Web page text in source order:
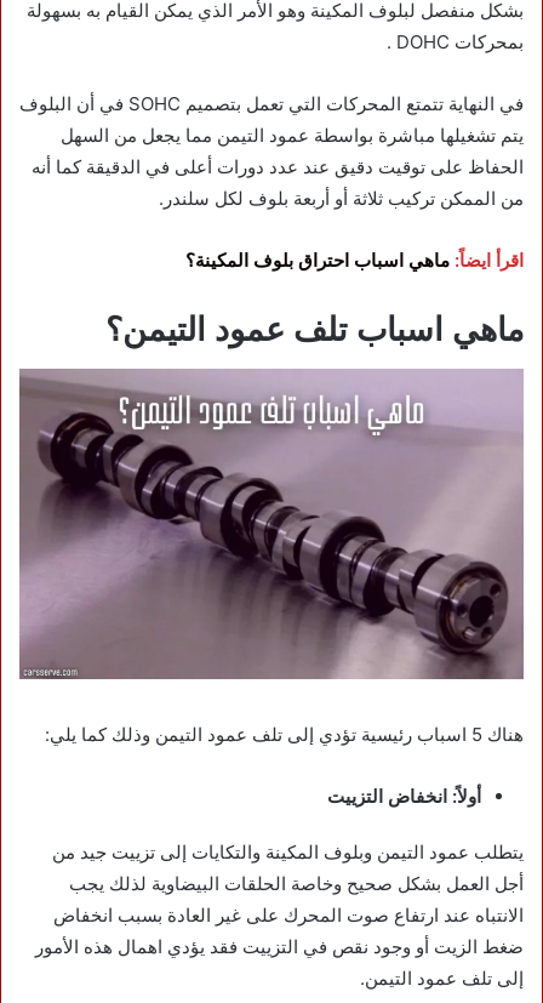
بشكل منفصل لبلوف المكينة وهو الأمر الذي يمكن القيام به بسهولة
بمحركات DOHC .
في النهاية تتمتع المحركات التي تعمل بتصميم SOHC في أن البلوف
يتم تشغيلها مباشرة بواسطة عمود التيمن مما يجعل من السهل
الحفاظ على توقيت دقيق عند عدد دورات أعلى في الدقيقة كما أنه
من الممكن تركيب ثلاثة أو أربعة بلوف لكل سلندر.
اقرأ ايضاً: ماهي اسباب احتراق بلوف المكينة؟
ماهي اسباب تلف عمود التيمن؟
هناك 5 اسباب رئيسية تؤدي إلى تلف عمود التيمن وذلك كما يلي:
أولاً: انخفاض التزييت
يتطلب عمود التيمن وبلوف المكينة والتكايات إلى تزييت جيد من
أجل العمل بشكل صحيح وخاصة الحلقات البيضاوية لذلك يجب
الانتباه عند ارتفاع صوت المحرك على غير العادة بسبب انخفاض
ضغط الزيت أو وجود نقص في التزييت فقد يؤدي اهمال هذه الأمور
إلى تلف عمود التيمن.